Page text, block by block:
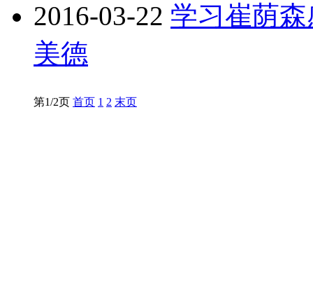
2016-03-22 学习崔荫
美德
第1/2页 首页 1 2 末页